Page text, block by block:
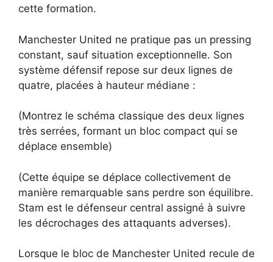
cette formation.
Manchester United ne pratique pas un pressing
constant, sauf situation exceptionnelle. Son
système défensif repose sur deux lignes de
quatre, placées à hauteur médiane :
(Montrez le schéma classique des deux lignes
très serrées, formant un bloc compact qui se
déplace ensemble)
(Cette équipe se déplace collectivement de
manière remarquable sans perdre son équilibre.
Stam est le défenseur central assigné à suivre
les décrochages des attaquants adverses).
Lorsque le bloc de Manchester United recule de